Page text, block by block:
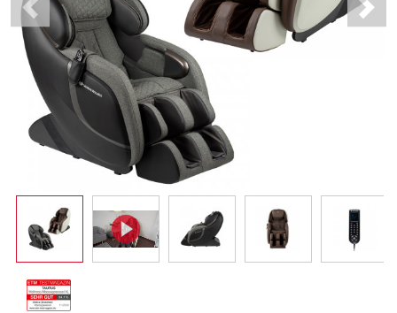
Previous Next